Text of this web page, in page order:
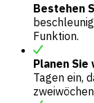
Bestehen
Funktion.
Planen
Tagen ein,